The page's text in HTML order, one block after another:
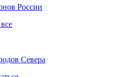
России
Севера